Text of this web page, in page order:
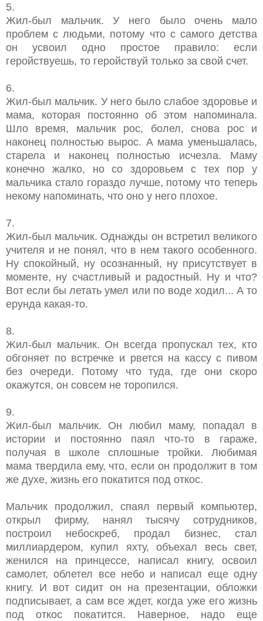
5.
Жил-был мальчик. У него было очень мало
проблем с людьми, потому что с самого детства
он усвоил одно простое правило: если
геройствуешь, то геройствуй только за свой счет.
6.
Жил-был мальчик. У него было слабое здоровье и
мама, которая постоянно об этом напоминала.
Шло время, мальчик рос, болел, снова рос и
наконец полностью вырос. А мама уменьшалась,
старела и наконец полностью исчезла. Маму
конечно жалко, но со здоровьем с тех пор у
мальчика стало гораздо лучше, потому что теперь
некому напоминать, что оно у него плохое.
7.
Жил-был мальчик. Однажды он встретил великого
учителя и не понял, что в нем такого особенного.
Ну спокойный, ну осознанный, ну присутствует в
моменте, ну счастливый и радостный. Ну и что?
Вот если бы летать умел или по воде ходил... А то
ерунда какая-то.
8.
Жил-был мальчик. Он всегда пропускал тех, кто
обгоняет по встречке и рвется на кассу с пивом
без очереди. Потому что туда, где они скоро
окажутся, он совсем не торопился.
9.
Жил-был мальчик. Он любил маму, попадал в
истории и постоянно паял что-то в гараже,
получая в школе сплошные тройки. Любимая
мама твердила ему, что, если он продолжит в том
же духе, жизнь его покатится под откос.
Мальчик продолжил, спаял первый компьютер,
открыл фирму, нанял тысячу сотрудников,
построил небоскреб, продал бизнес, стал
миллиардером, купил яхту, объехал весь свет,
женился на принцессе, написал книгу, освоил
самолет, облетел все небо и написал еще одну
книгу. И вот сидит он на презентации, обложки
подписывает, а сам все ждет, когда уже его жизнь
под откос покатится. Наверное, надо еще